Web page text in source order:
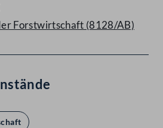
Forstwirtschaft (8128/AB)